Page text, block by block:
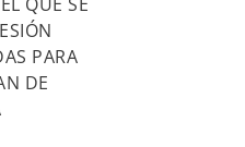
PARA
DE